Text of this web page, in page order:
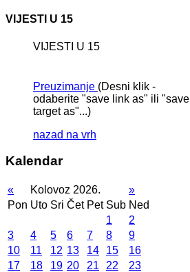
VIJESTI U 15
VIJESTI U 15
Preuzimanje (Desni klik -
odaberite "save link as" ili "save
target as"...)
nazad na vrh
Kalendar
« Kolovoz 2026.
»
Pon Uto Sri Čet Pet Sub Ned
1
2
3
4 5 6 7 8
9
10
11 12 13 14 15
16
17
18 19 20 21 22
23